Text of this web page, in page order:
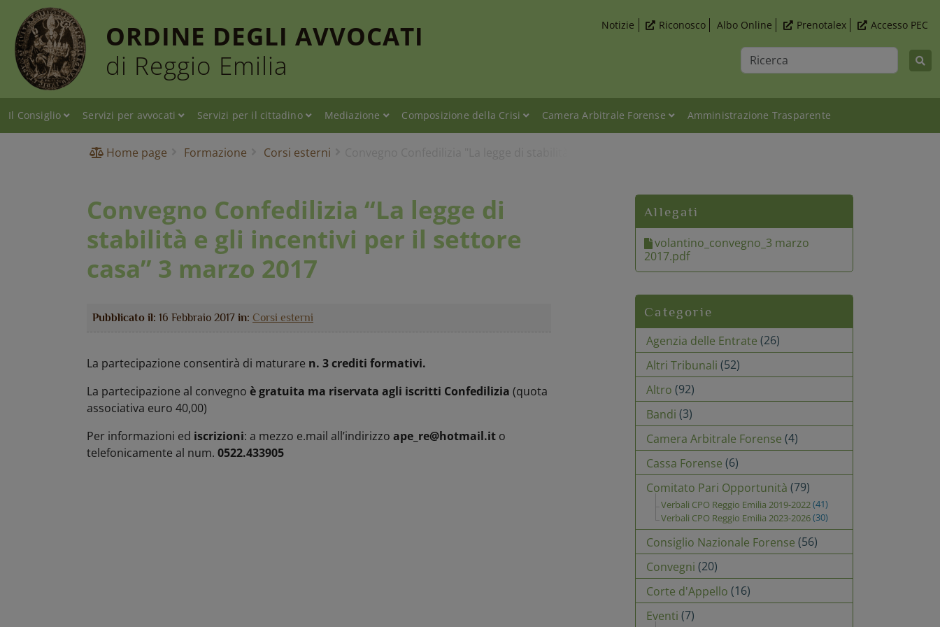
ORDINE DEGLI AVVOCATI
di Reggio Emilia
Ricerca
Notizie Riconosco Albo Online Prenotalex Accesso PEC
Il Consiglio Servizi per avvocati Servizi per il cittadino Mediazione Composizione della Crisi Camera Arbitrale Forense Amministrazione Trasparente
Home page Formazione Corsi esterni
Convegno Confedilizia “La legge di
stabilità e gli incentivi per il settore
casa” 3 marzo 2017
Pubblicato il: 16 Febbraio 2017 in: Corsi esterni
La partecipazione consentirà di maturare n. 3 crediti formativi.
La partecipazione al convegno è gratuita ma riservata agli iscritti Confedilizia (quota
associativa euro 40,00)
Per informazioni ed iscrizioni: a mezzo e.mail all’indirizzo ape_re@hotmail.it o
telefonicamente al num. 0522.433905
Allegati
volantino_convegno_3 marzo
2017.pdf
Categorie
Agenzia delle Entrate (26)
Altri Tribunali (52)
Altro (92)
Bandi (3)
Camera Arbitrale Forense (4)
Cassa Forense (6)
Comitato Pari Opportunità (79)
Verbali CPO Reggio Emilia 2019-2022(41)
Verbali CPO Reggio Emilia 2023-2026(30)
Consiglio Nazionale Forense (56)
Convegni (20)
Corte d'Appello (16)
Eventi (7)